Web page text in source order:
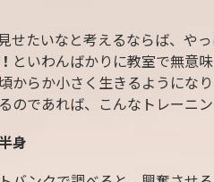
せたいなと考えるならば、や
といわんばかりに教室で無意
からか小さく生きるようにな
のであれば、こんなトレーニン
身